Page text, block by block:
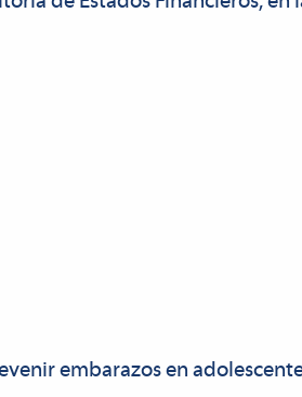
embarazos en